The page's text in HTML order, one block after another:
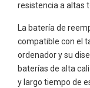
resistencia a altas
La batería de
compatible con el
ordenador y su
baterías de alta
y largo tiempo de